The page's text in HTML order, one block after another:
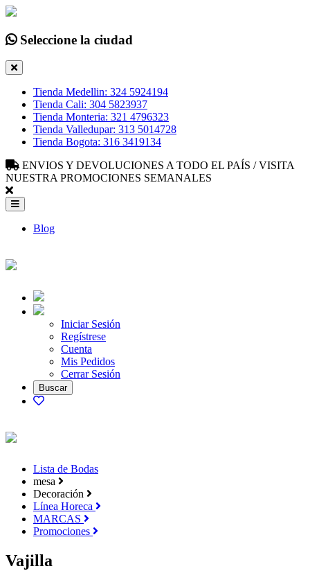
Seleccione la ciudad
Tienda Medellin: 324 5924194
Tienda Cali: 304 5823937
Tienda Monteria: 321 4796323
Tienda Valledupar: 313 5014728
Tienda Bogota: 316 3419134
ENVIOS Y DEVOLUCIONES A TODO EL PAÍS / VISITA
NUESTRA PROMOCIONES SEMANALES
Blog
Iniciar Sesión
Regístrese
Cuenta
Mis Pedidos
Cerrar Sesión
Lista de Bodas
mesa
Decoración
Línea Horeca
MARCAS
Promociones
Vajilla